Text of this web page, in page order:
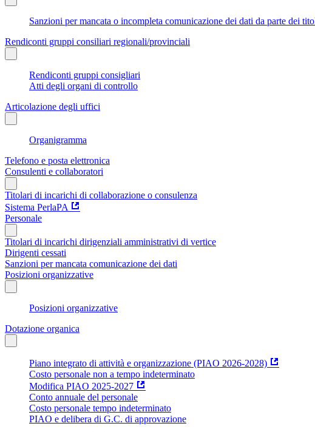
Sanzioni per mancata o incompleta comunicazione dei dati da parte dei
Rendiconti gruppi consiliari regionali/provinciali
Rendiconti gruppi consigliari
Atti degli organi di controllo
Articolazione degli uffici
Organigramma
Telefono e posta elettronica
Consulenti e collaboratori
Titolari di incarichi di collaborazione o consulenza
Sistema PerlaPA
Personale
Titolari di incarichi dirigenziali amministrativi di vertice
Dirigenti cessati
Sanzioni per mancata comunicazione dei dati
Posizioni organizzative
Posizioni organizzative
Dotazione organica
Piano integrato di attività e organizzazione (PIAO 2026-2028)
Costo personale non a tempo indeterminato
Modifica PIAO 2025-2027
Conto annuale del personale
Costo personale tempo indeterminato
PIAO e delibera di G.C. di approvazione